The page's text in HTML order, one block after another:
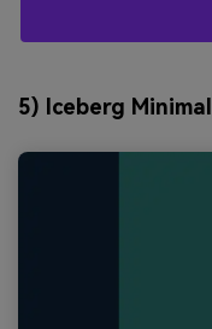
5) Iceberg Minimal